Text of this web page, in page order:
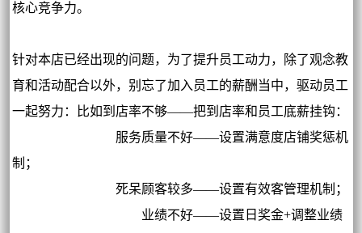
核心竞争力。
针对本店已经出现的问题，为了提升员工动力，除了观念教
育和活动配合以外，别忘了加入员工的薪酬当中，驱动员工
一起努力：比如到店率不够——把到店率和员工底薪挂钩：
服务质量不好——设置满意度店铺奖惩机
制；
死呆顾客较多——设置有效客管理机制；
业绩不好——设置日奖金+调整业绩